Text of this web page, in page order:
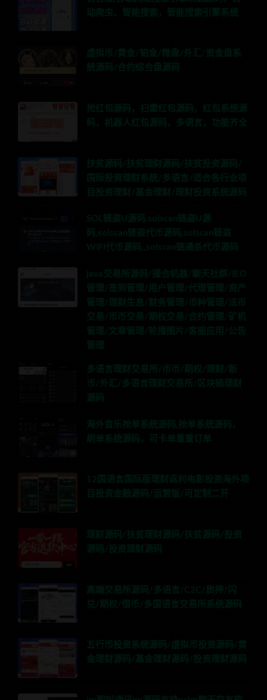
动爬虫、智能搜索，智能搜索引擎系统
虚拟币/黄金/铂金/微盘/外汇/资金盘系
统源码/合约综合盘源码
抢红包源码，扫雷红包源码，红包系统源
码，机器人红包源码，多语言，功能齐全
扶贫源码/扶贫理财源码/扶贫投资源码/
国际投资理财系统/多语言/适合各行业项
目投资理财/基金理财/理财投资系统源码
SOL链盗U源码,solscan链盗U源
码,solscan链盗代币源码,solscan链盗
WIFI代币源码,,solscan链通杀代币源码
java交易所源码/撮合机器/聊天社群/IEO
管理/签到管理/用户管理/代理管理/资产
管理/理财生息/财务管理/币种管理/法币
交易/币币交易/期权交易/合约管理/矿机
管理/文章管理/轮播图片/客服应用/公告
管理
多语言理财交易所/币币/期权/理财/新
币/外汇/多语言理财交易所/区块链理财
源码
海外音乐抢单系统源码,抢单系统源码，
刷单系统源码，可卡单重置订单
12国语言国际版理财返利电影投资海外项
目投资金融源码/运营版/可定制二开
理财源码/扶贫理财源码/扶贫源码/投资
源码/投资理财源码
高端交易所源码/多语言/C2C/质押/闪
兑/期权/借币/多国语言交易所系统源码
五行币投资系统源码/虚拟币投资源码/黄
金理财源码/基金理财源码/投资理财源码